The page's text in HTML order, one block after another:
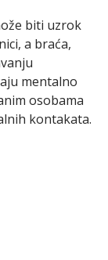
biti uzrok
a braća,
mentalno
osobama
kontakata.